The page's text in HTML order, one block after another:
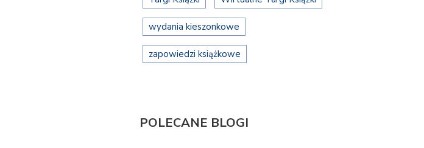
wydania kieszonkowe
zapowiedzi książkowe
POLECANE BLOGI